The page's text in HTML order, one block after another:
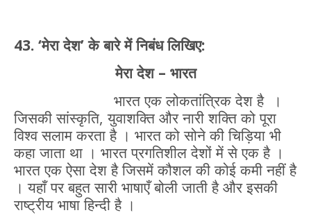
43. ‘मेरा देश’ के बारे में निबंध लिखिए:
मेरा देश – भारत
भारत एक लोकतांत्रिक देश है
।
जिसकी सांस्कृति, युवाशक्ति और नारी शक्ति को पूरा
विश्व सलाम करता है । भारत को सोने की चिड़िया भी
कहा जाता था । भारत प्रगतिशील देशों में से एक है ।
भारत एक ऐसा देश है जिसमें कौशल की कोई कमी नहीं है
। यहाँ पर बहुत सारी भाषाएँ बोली जाती है और इसकी
राष्ट्रीय भाषा हिन्दी है ।